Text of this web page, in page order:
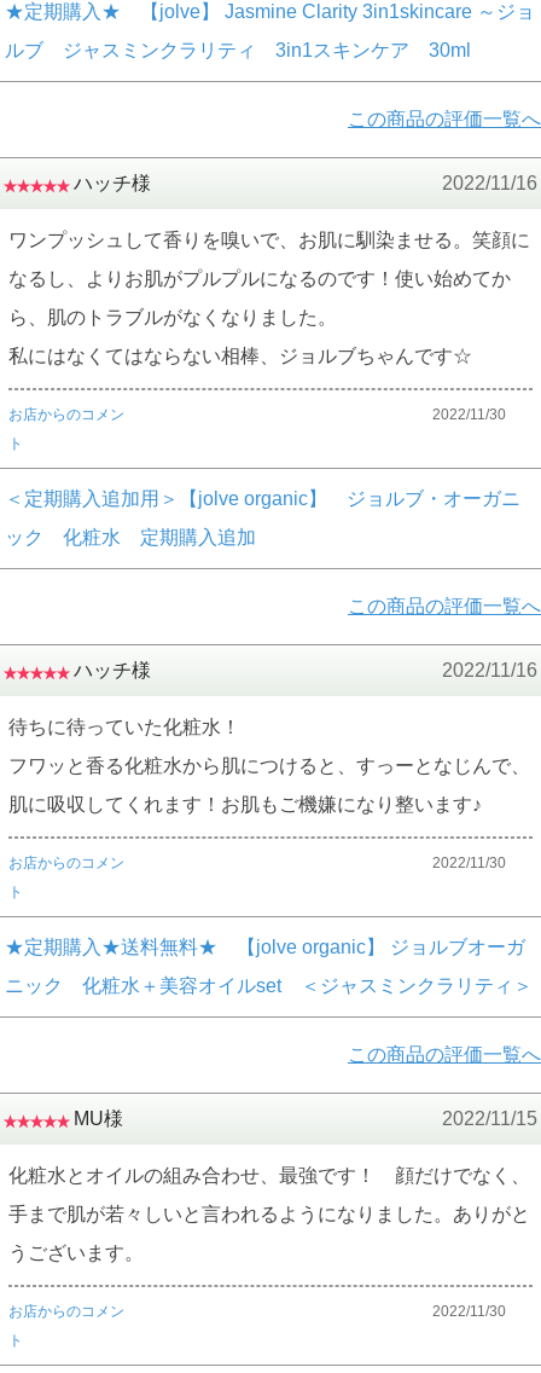
★定期購入★ 【jolve】 Jasmine Clarity 3in1skincare ～ジョ
ルブ ジャスミンクラリティ 3in1スキンケア 30ml
この商品の評価一覧へ
ハッチ様 2022/11/16
ワンプッシュして香りを嗅いで、お肌に馴染ませる。笑顔に
なるし、よりお肌がプルプルになるのです！使い始めてか
ら、肌のトラブルがなくなりました。
私にはなくてはならない相棒、ジョルブちゃんです☆
お店からのコメン
ト
2022/11/30
＜定期購入追加用＞【jolve organic】 ジョルブ・オーガニ
ック 化粧水 定期購入追加
この商品の評価一覧へ
ハッチ様 2022/11/16
待ちに待っていた化粧水！
フワッと香る化粧水から肌につけると、すっーとなじんで、
肌に吸収してくれます！お肌もご機嫌になり整います♪
お店からのコメン
ト
2022/11/30
★定期購入★送料無料★ 【jolve organic】 ジョルブオーガ
ニック 化粧水＋美容オイルset ＜ジャスミンクラリティ＞
この商品の評価一覧へ
MU様 2022/11/15
化粧水とオイルの組み合わせ、最強です！ 顔だけでなく、
手まで肌が若々しいと言われるようになりました。ありがと
うございます。
お店からのコメン
ト
2022/11/30